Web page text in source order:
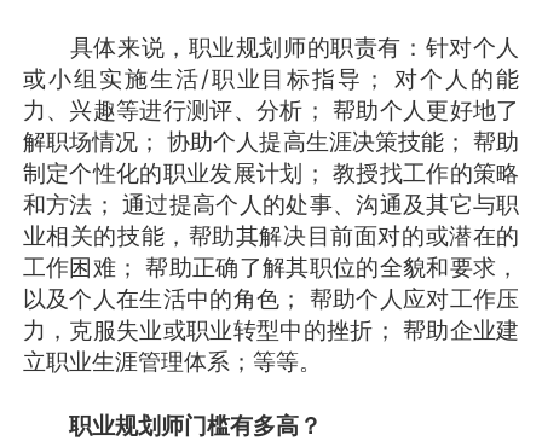
具体来说，职业规划师的职责有：针对个人
或小组实施生活/职业目标指导； 对个人的能
力、兴趣等进行测评、分析； 帮助个人更好地了
解职场情况； 协助个人提高生涯决策技能； 帮助
制定个性化的职业发展计划； 教授找工作的策略
和方法； 通过提高个人的处事、沟通及其它与职
业相关的技能，帮助其解决目前面对的或潜在的
工作困难； 帮助正确了解其职位的全貌和要求，
以及个人在生活中的角色； 帮助个人应对工作压
力，克服失业或职业转型中的挫折； 帮助企业建
立职业生涯管理体系；等等。
职业规划师门槛有多高？